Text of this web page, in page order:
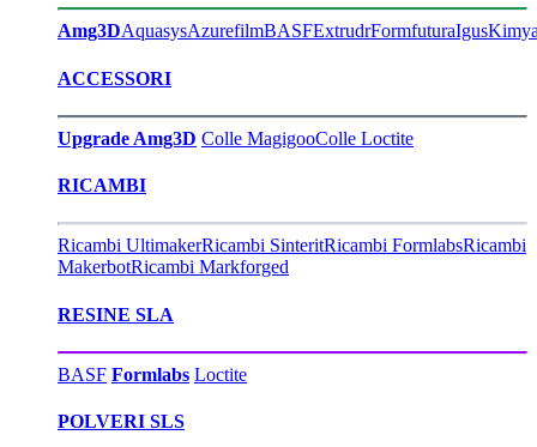
Amg3DAquasysAzurefilmBASFExtrudrFormfuturaIgus
ACCESSORI
Upgrade Amg3D Colle MagigooColle Loctite
RICAMBI
Ricambi UltimakerRicambi SinteritRicambi FormlabsRicambi
MakerbotRicambi Markforged
RESINE SLA
BASF Formlabs Loctite
POLVERI SLS